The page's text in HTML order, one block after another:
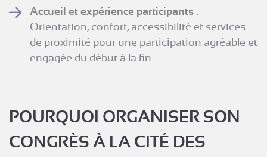
Accueil et expérience participants :
Orientation, confort, accessibilité et services
de proximité pour une participation agréable et
engagée du début à la fin.
POURQUOI ORGANISER SON
CONGRÈS À LA CITÉ DES